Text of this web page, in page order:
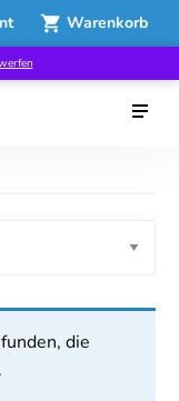
Warenkorb
die